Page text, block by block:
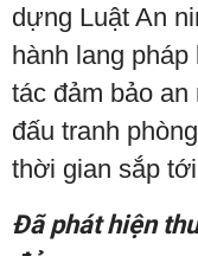
dựng Luật An
hành lang
tác đảm bảo an
đấu tranh
thời gian sắp
Đã phát hiện